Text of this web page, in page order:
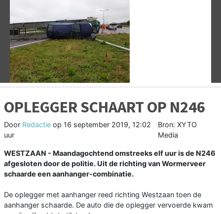
Vorige
OPLEGGER SCHAART OP N246
Door Redactie op 16 september 2019, 12:02
uur
Bron: XYTO
Media
WESTZAAN - Maandagochtend omstreeks elf uur is de N246
afgesloten door de politie. Uit de richting van Wormerveer
schaarde een aanhanger-combinatie.
De oplegger met aanhanger reed richting Westzaan toen de
aanhanger schaarde. De auto die de oplegger vervoerde kwam